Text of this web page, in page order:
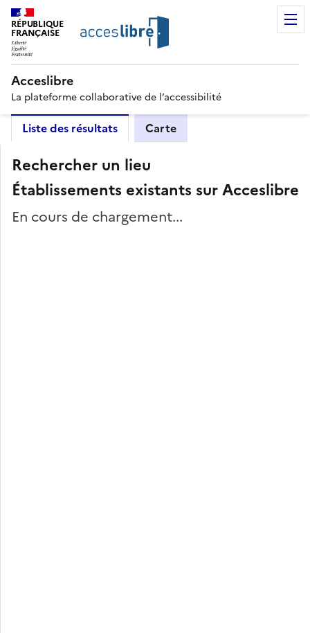
RÉPUBLIQUE
FRANÇAISE
Acceslibre
La plateforme collaborative de l’accessibilité
Liste des résultats Carte
Rechercher un lieu
Établissements existants sur Acceslibre
En cours de chargement...